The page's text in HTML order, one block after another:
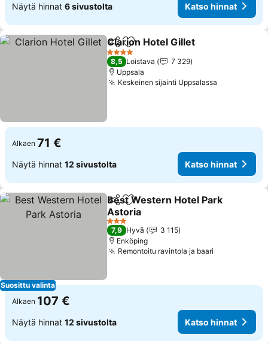
Näytä hinnat 6 sivustolta Katso hinnat
Jaa Lisää suosikkeihin
Clarion Hotel Gillet
4 Tähtiluokitus
8,5 Loistava
7 329
Uppsala
Keskeinen sijainti Uppsalassa
Alkaen 71 €
Näytä hinnat 12 sivustolta Katso hinnat
Suosittu valinta
Jaa Lisää suosikkeihin
Best Western Hotel Park
Astoria
3 Tähtiluokitus
7,9 Hyvä
3 115
Enköping
Remontoitu ravintola ja baari
Alkaen 107 €
Näytä hinnat 12 sivustolta Katso hinnat